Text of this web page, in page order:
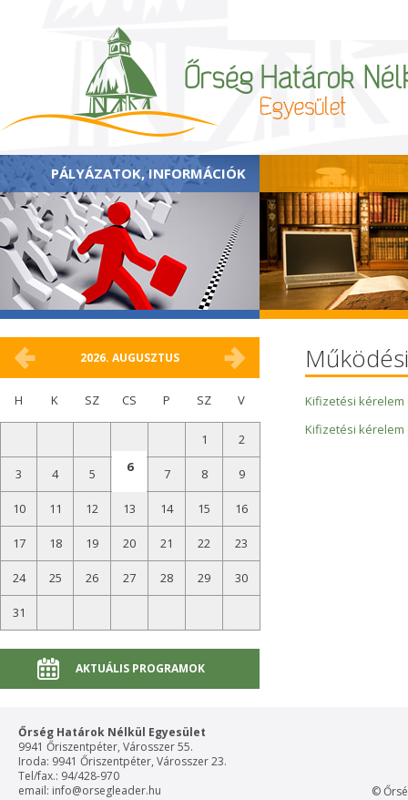
PÁLYÁZATOK, INFORMÁCIÓK
2026. AUGUSZTUS
H K SZ CS P SZ V
1 2
3 4 5 6 7 8 9
10 11 12 13 14 15 16
17 18 19 20 21 22 23
24 25 26 27 28 29 30
31
AKTUÁLIS PROGRAMOK
Kifizetési kérelem
Kifizetési kérelem
Őrség Határok Nélkül Egyesület
9941 Őriszentpéter, Városszer 55.
Iroda: 9941 Őriszentpéter, Városszer 23.
Tel/fax.: 94/428-970
email: info@orsegleader.hu ©